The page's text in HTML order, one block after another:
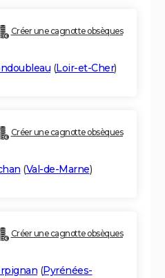
Créer une cagnotte obsèques
(Loir-et-Cher)
Créer une cagnotte obsèques
(Val-de-Marne)
Créer une cagnotte obsèques
(Pyrénées-